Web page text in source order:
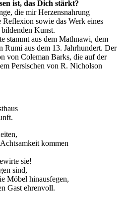
ist, das Dich stärkt?
die mir Herzensnahrung
Reflexion sowie das Werk eines
bildenden Kunst.
stammt aus dem Mathnawi, dem
aus dem 13. Jahrhundert. Der
von Coleman Barks, die auf der
Persischen von R. Nicholson
kommen
sie!
sind,
Möbel hinausfegen,
Gast ehrenvoll.